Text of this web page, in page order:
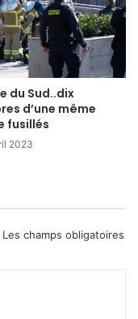
du Sud..dix
d’une même
fusillés
2023
Les champs obligatoires